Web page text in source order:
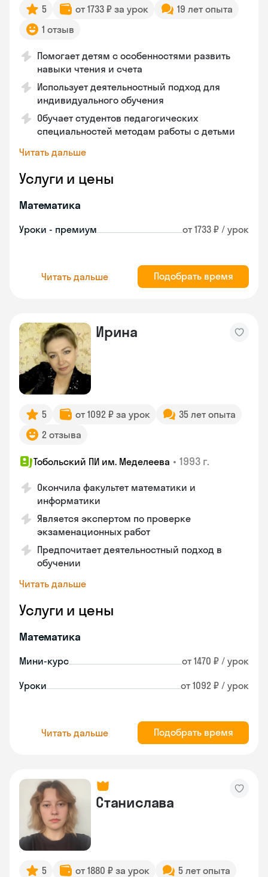
5 от 1733 ₽ за урок
19 лет опыта
1 отзыв
Помогает детям с особенностями развить
навыки чтения и счета
Использует деятельностный подход для
индивидуального обучения
Обучает студентов педагогических
специальностей методам работы с детьми
Читать дальше
Услуги и цены
Математика
Уроки - премиум от 1733 ₽ / урок
Читать дальше Подобрать время
Ирина
5 от 1092 ₽ за урок
35 лет опыта
2 отзыва
Тобольский ПИ им. Меделеева • 1993 г.
Окончила факультет математики и
информатики
Является экспертом по проверке
экзаменационных работ
Предпочитает деятельностный подход в
обучении
Читать дальше
Услуги и цены
Математика
Мини-курс от 1470 ₽ / урок
Уроки от 1092 ₽ / урок
Читать дальше Подобрать время
Станислава
5 от 1880 ₽ за урок 5 лет опыта